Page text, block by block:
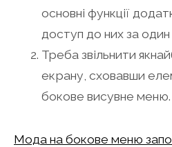
основні функції
доступ до них за
Треба звільнити
екрану, сховавши
бокове висувне меню.
Мода на бокове меню